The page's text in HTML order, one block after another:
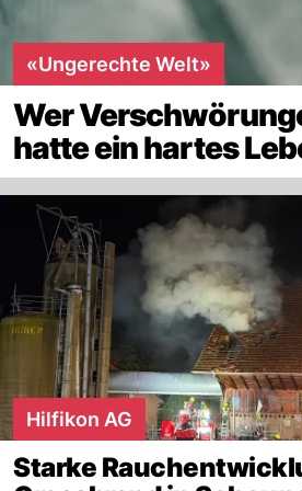
«Ungerechte Welt»
Wer
hatte ein hartes
Hilfikon AG
Starke